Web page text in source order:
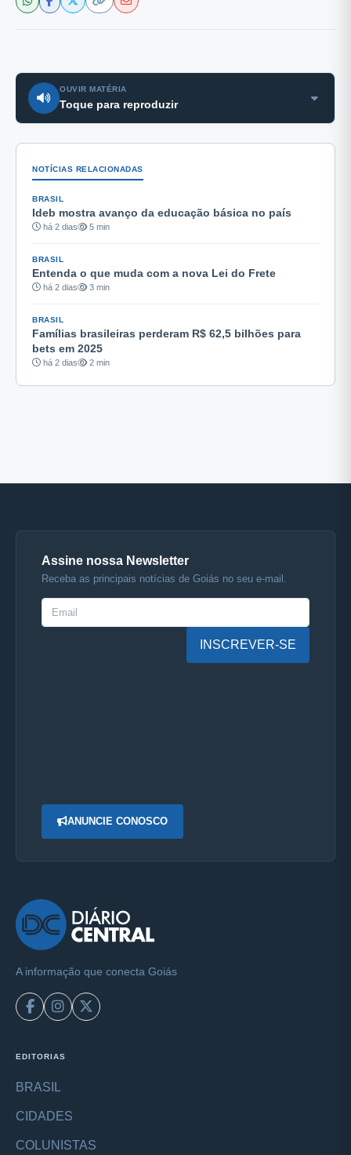
OUVIR MATÉRIA
Toque para reproduzir
NOTÍCIAS RELACIONADAS
BRASIL
Ideb mostra avanço da educação básica no país
há 2 dias 5 min
BRASIL
Entenda o que muda com a nova Lei do Frete
há 2 dias 3 min
BRASIL
Famílias brasileiras perderam R$ 62,5 bilhões para
bets em 2025
há 2 dias 2 min
Assine nossa Newsletter
Receba as principais notícias de Goiás no seu e-mail.
INSCREVER-SE
ANUNCIE CONOSCO
A informação que conecta Goiás
EDITORIAS
BRASIL
CIDADES
COLUNISTAS